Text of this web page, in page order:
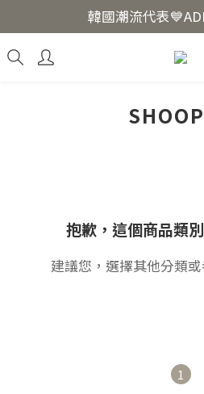
韓國爆紅
韓國潮流代表
韓國爆紅
抱歉，這個商品類
建議您，選擇其他分類
1